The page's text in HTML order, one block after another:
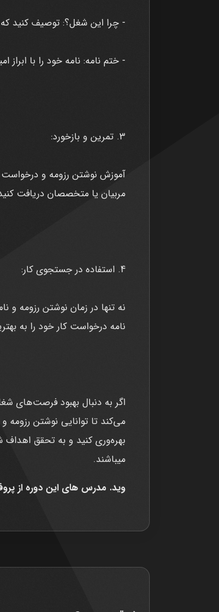
- چرا این شغل؟: توصیف کنید
- ختم نامه: نامه خود را با ابراز
3. تمرین و بازخورد:
آموزش نوشتن رزومه و درخواست
مربیان یا متخصصان دریافت کنید
4. استفاده در جستجوی کار:
نه تنها در زمان نوشتن رزومه
نامه درخواست کار خود را به
اگر به دنبال بهبود فرصت‌های
می‌کند تا توانایی نوشتن
بهره‌وری کنید و به تحقق
میباشند.
وید. مدرس های این دوره از